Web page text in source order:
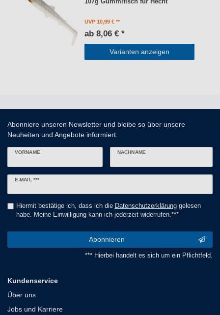
107g Gummifisch für Hecht
UVP 10,99 €
ab 8,06 € *
Varianten anzeigen
Abonniere unseren Newsletter und bleibe so über unsere
Neuheiten und Angebote informiert.
VORNAME NACHNAME
E-MAIL ***
Newsletter
Hiermit bestätige ich, dass ich die Daten­schutz­erklärunggelesen
habe. Meine Einwilligung kann ich jederzeit widerrufen.***
Abonnieren
*** Hierbei handelt es sich um ein Pflichtfeld.
Kundenservice
Über uns
Jobs und Karriere